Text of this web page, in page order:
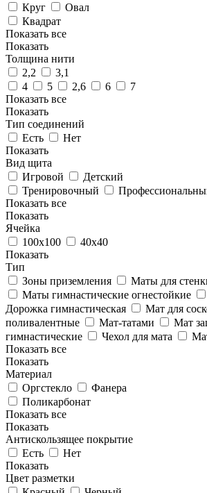
Круг
Овал
Квадрат
Показать все
Показать
Толщина нити
2,2
3,1
4
5 2,6 6
7
Показать все
Показать
Тип соединений
Есть
Нет
Показать
Вид щита
Игровой
Детский
Тренировочный
Показать все
Показать
Ячейка
100х100
40х40
Показать
Тип
Зоны приземления
Маты для
Маты гимнастические огнестойкие
Дорожка гимнастическая
Мат для
поливалентные
Мат-татами Мат
гимнастические
Чехол для мата
Показать все
Показать
Материал
Оргстекло
Фанера
Поликарбонат
Показать все
Показать
Антискользящее покрытие
Есть
Нет
Показать
Цвет разметки